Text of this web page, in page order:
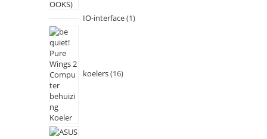
IO-interface 1
koelers 16